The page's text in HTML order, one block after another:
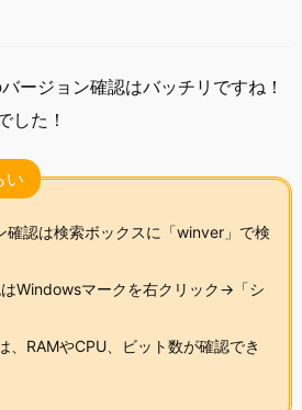
ージョン確認はバッチリですね！
した！
い
確認は検索ボックスに「winver」で検
Windowsマークを右クリック→「シ
、RAMやCPU、ビット数が確認でき